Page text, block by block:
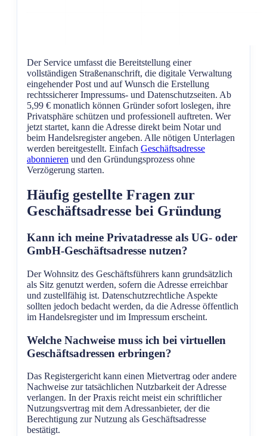
Der Service umfasst die Bereitstellung einer
vollständigen Straßenanschrift, die digitale Verwaltung
eingehender Post und auf Wunsch die Erstellung
rechtssicherer Impressums- und Datenschutzseiten. Ab
5,99 € monatlich können Gründer sofort loslegen, ihre
Privatsphäre schützen und professionell auftreten. Wer
jetzt startet, kann die Adresse direkt beim Notar und
beim Handelsregister angeben. Alle nötigen Unterlagen
werden bereitgestellt. Einfach Geschäftsadresse
abonnieren und den Gründungsprozess ohne
Verzögerung starten.
Häufig gestellte Fragen zur
Geschäftsadresse bei Gründung
Kann ich meine Privatadresse als UG- oder
GmbH-Geschäftsadresse nutzen?
Der Wohnsitz des Geschäftsführers kann grundsätzlich
als Sitz genutzt werden, sofern die Adresse erreichbar
und zustellfähig ist. Datenschutzrechtliche Aspekte
sollten jedoch bedacht werden, da die Adresse öffentlich
im Handelsregister und im Impressum erscheint.
Welche Nachweise muss ich bei virtuellen
Geschäftsadressen erbringen?
Das Registergericht kann einen Mietvertrag oder andere
Nachweise zur tatsächlichen Nutzbarkeit der Adresse
verlangen. In der Praxis reicht meist ein schriftlicher
Nutzungsvertrag mit dem Adressanbieter, der die
Berechtigung zur Nutzung als Geschäftsadresse
bestätigt.